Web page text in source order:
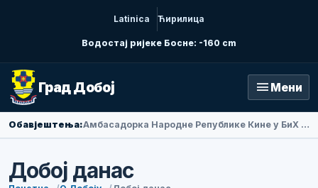
Latinica Ћирилица
Водостај ријеке Босне: -160 cm
Град Добој menu Мени
Обавјештења: Амбасадорка Народне Републике Кине у БиХ Ли Фан посјетила Добој
Добој данас